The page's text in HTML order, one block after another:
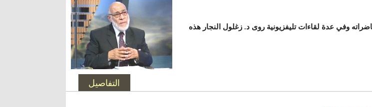
وفي عدة لقاءات تليفزيونية روى د. زغلول النجار هذه
التفاصيل